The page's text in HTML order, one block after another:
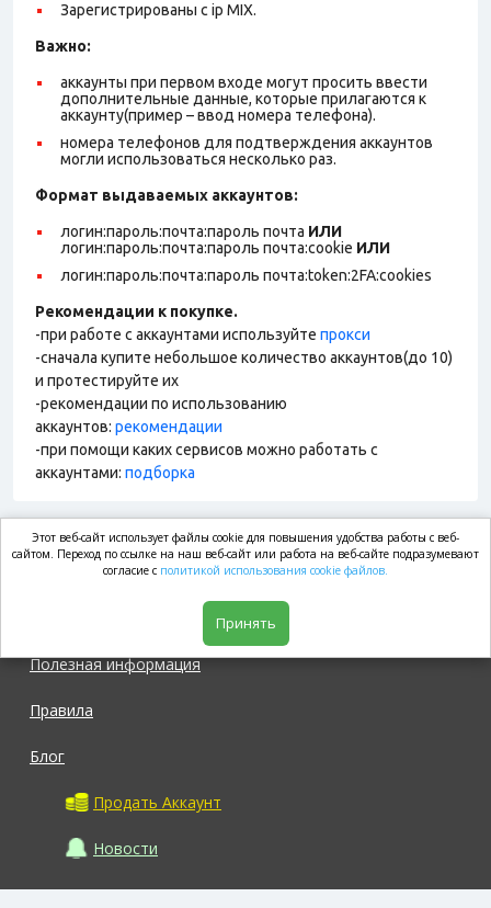
Зарегистрированы с ip MIX.
Важно:
аккаунты при первом входе могут просить ввести
дополнительные данные, которые прилагаются к
аккаунту(пример – ввод номера телефона).
номера телефонов для подтверждения аккаунтов
могли использоваться несколько раз.
Формат выдаваемых аккаунтов:
логин:пароль:почта:пароль почта ИЛИ
логин:пароль:почта:пароль почта:cookie ИЛИ
логин:пароль:почта:пароль почта:token:2FA:cookies
Рекомендации к покупке.
-при работе с аккаунтами используйте прокси
-сначала купите небольшое количество аккаунтов(до 10)
и протестируйте их
-рекомендации по использованию
аккаунтов: рекомендации
-при помощи каких сервисов можно работать с
аккаунтами: подборка
market.com
Полезная информация
Правила
Блог
Продать Аккаунт
Новости
Этот веб-сайт использует файлы cookie для повышения удобства работы с веб-
сайтом. Переход по ссылке на наш веб-сайт или работа на веб-сайте подразумевают
согласие с политикой использования cookie файлов.
Принять